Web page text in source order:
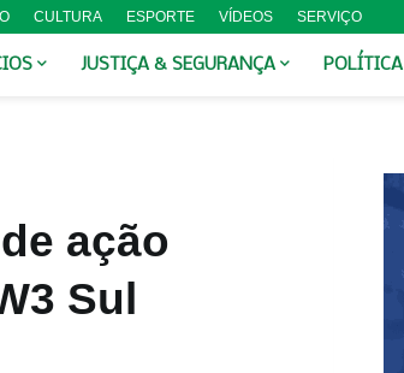
CULTURA ESPORTE VÍDEOS SERVIÇO
JUSTIÇA & SEGURANÇA POLÍTICA
ação
Sul